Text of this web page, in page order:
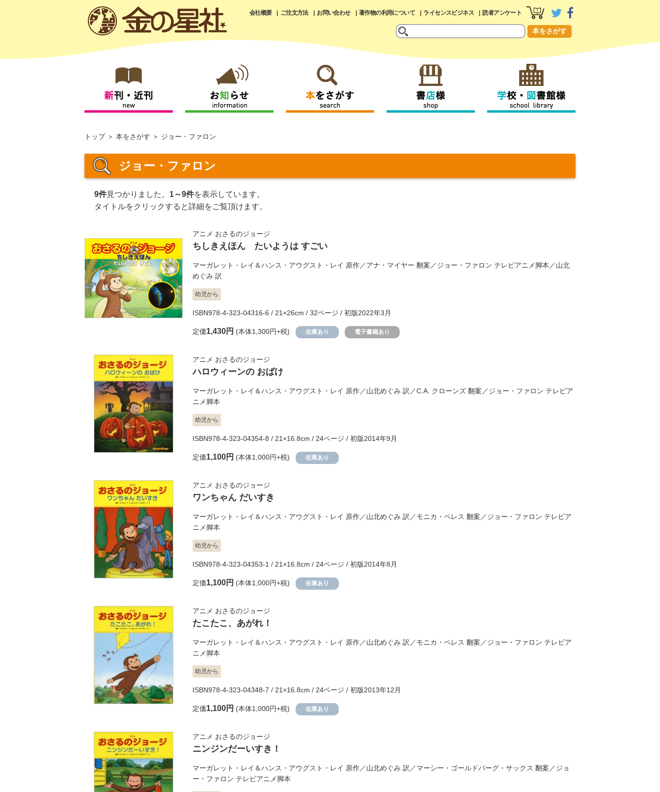
会社概要 ご注文方法 お問い合わせ 著作物の利用について ライセンスビジネス 読者アンケート
本をさがす
トップ 本をさがす ジョー・ファロン
ジョー・ファロン
9件見つかりました。 1～9件を表示しています。
タイトルをクリックすると詳細をご覧頂けます。
アニメ おさるのジョージ
ちしきえほん たいようは すごい
マーガレット・レイ＆ハンス・アウグスト・レイ 原作／アナ・マイヤー 翻案／ジョー・ファロン テレビアニメ脚本／山北
めぐみ 訳
幼児から
ISBN978-4-323-04316-6 / 21×26cm / 32ページ / 初版2022年3月
定価1,430円 (本体1,300円+税) 在庫あり 電子書籍あり
アニメ おさるのジョージ
ハロウィーンの おばけ
マーガレット・レイ＆ハンス・アウグスト・レイ 原作／山北めぐみ 訳／C.A. クローンズ 翻案／ジョー・ファロン テレビア
ニメ脚本
幼児から
ISBN978-4-323-04354-8 / 21×16.8cm / 24ページ / 初版2014年9月
定価1,100円 (本体1,000円+税) 在庫あり
アニメ おさるのジョージ
ワンちゃん だいすき
マーガレット・レイ＆ハンス・アウグスト・レイ 原作／山北めぐみ 訳／モニカ・ペレス 翻案／ジョー・ファロン テレビア
ニメ脚本
幼児から
ISBN978-4-323-04353-1 / 21×16.8cm / 24ページ / 初版2014年8月
定価1,100円 (本体1,000円+税) 在庫あり
アニメ おさるのジョージ
たこたこ、あがれ！
マーガレット・レイ＆ハンス・アウグスト・レイ 原作／山北めぐみ 訳／モニカ・ペレス 翻案／ジョー・ファロン テレビア
ニメ脚本
幼児から
ISBN978-4-323-04348-7 / 21×16.8cm / 24ページ / 初版2013年12月
定価1,100円 (本体1,000円+税) 在庫あり
アニメ おさるのジョージ
ニンジンだーいすき！
マーガレット・レイ＆ハンス・アウグスト・レイ 原作／山北めぐみ 訳／マーシー・ゴールドバーグ・サックス 翻案／ジョ
ー・ファロン テレビアニメ脚本